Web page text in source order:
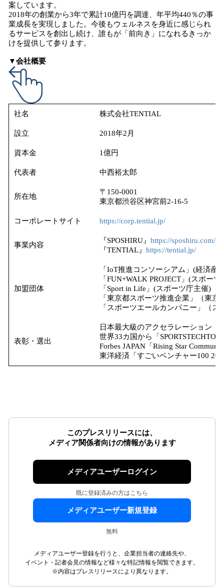
案しています。
2018年の創業から3年で累計10億円を調達、年平均440％の事
業成長を実現しました。今後もウェルネスを身近に感じられ
るサービスを創出し続け、誰もが「前向き」になれるきっか
けを提供して参ります。
▼会社概要
社名 株式会社TENTIAL
設立 2018年2月
資本金 1億円
代表者 中西裕太郎
所在地
〒150-0001
東京都渋谷区神宮前2-16-5
コーポレートサイト https://corp.tential.jp/
事業内容
『SPOSHIRU』 https://sposhiru.com/
『TENTIAL』 https://tential.jp/
加盟団体
「IoT推進コンソーシアム」(経済産
「FUN+WALK PROJECT」(スポー
「Sport in Life」(スポーツ庁主催)
「東京都スポーツ推進企業」（東京
「スポーツエールカンパニー」（ス
表彰・選出
日本最大級のアクセラレーション「
世界33カ国から「
Forbes JAPAN「Rising Star
東洋経済「すごいベンチャー100
このプレスリリースには、
メディア関係者向けの情報があります
メディアユーザーログイン
既に登録済みの方はこちら
メディアユーザー新規登録
無料
メディアユーザー登録を行うと、企業担当者の連絡先や、
イベント・記者会見の情報など様々な特記情報を閲覧できます。
※内容はプレスリリースにより異なります。